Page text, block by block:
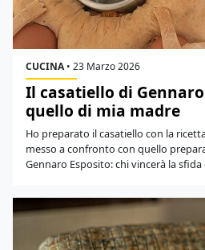
CUCINA• 23 Marzo 2026
Il casatiello di
quello di mia madre
Ho preparato il casatiello con la
messo a confronto con quello
Gennaro Esposito: chi vincerà la sfida